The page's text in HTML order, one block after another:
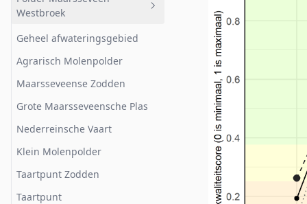
Kleine plas
Zuidplas
Noordplas
Mijdrechtse Bovenlanden
Wijde Blik
Wijde Gat
Kortenhoef
Hilversumsch Kanaal plas-dras
Hilversumsch Kanaal
Hilversumsch Kanaal
Sportvelden
Westbroek
Geheel afwateringsgebied
Agrarisch Molenpolder
Maarsseveense Zodden
Grote Maarsseveensche Plas
Nederreinsche Vaart
Klein Molenpolder
Taartpunt Zodden
Taartpunt